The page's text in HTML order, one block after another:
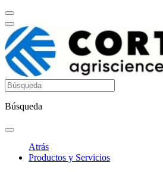
Búsqueda
Atrás
Productos y Servicios